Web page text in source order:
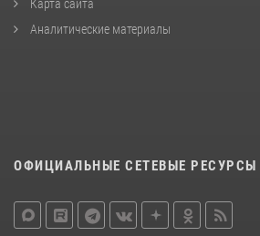
Карта сайта
Аналитические материалы
ОФИЦИАЛЬНЫЕ СЕТЕВЫЕ РЕСУРСЫ